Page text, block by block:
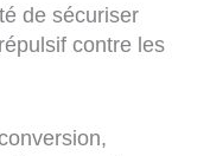
de sécuriser
contre les